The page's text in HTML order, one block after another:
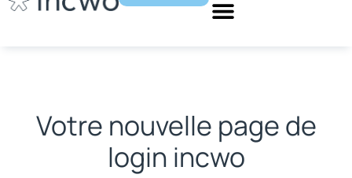
Votre nouvelle page de
login incwo